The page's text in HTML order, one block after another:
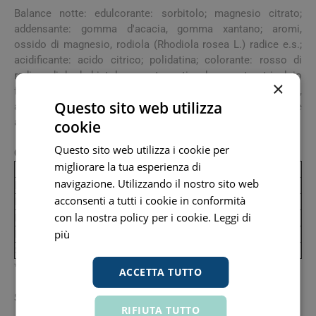
Balance notte: edulcorante: sorbitolo; magnesio citrato;
addensante: gomma d'acacia, gomma xantano; aromi,
ossido di magnesio, rodiola (Rhodiola rosea L.) radice e.s.;
acidificante: acido citrico; polidatina; colorante: rosso di
radice di barbabietola; agente antiagglomerante: tricalcio
fosfato; colorante: beta-carotene; edulcoranti: sucralosio,
acesulfame K; melatonina, sodio selenito; agente
antiagglomerante: biossido di silicio.
Caratteristiche nutrizionali
Valori medi
per dose (1 stick)
Melatonina
1 mg
Rosiola rosea e.s.
50 mg
Polidatina (Piceidox)
40 mg
Magnesio
*VNR: Valori Nutritivi di Riferimento
Senza lattosio.
×
Questo sito web utilizza
cookie
Questo sito web utilizza i cookie per
migliorare la tua esperienza di
navigazione. Utilizzando il nostro sito web
acconsenti a tutti i cookie in conformità
con la nostra policy per i cookie. Leggi di
più
ACCETTA TUTTO
RIFIUTA TUTTO